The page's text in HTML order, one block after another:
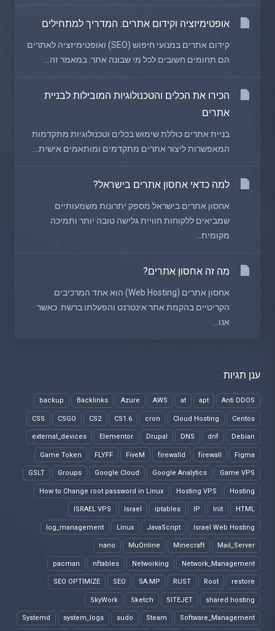
ענן תגיות
Anti DDOS
apt
at
AWS
Azure
Backlinks
backup
Centos
Cloud Hosting
cron
CS1.6
CS2
CSGO
CSS
Debian
dnf
DNS
Drupal
Elementor
external_devices
Figma
firewall
firewalld
FiveM
FLYFF
Game Token
Game VPS
Google Analytics
Google Cloud
Groups
GSLT
Hosting
Hosting VPS
How to Change root password in Linux
HTML
Init
IP
iptables
Israel
ISRAEL VPS
Israel Web Hosting
JavaScript
Linux
log_management
Mail_Server
Minecraft
MuOnline
nano
Network_Management
Networking
nftables
pacman
restore
Root
RUST
SA:MP
SEO
SEO OPTIMIZE
shared hosting
SITEJET
Sketch
SkyWork
Software_Management
Steam
sudo
system_logs
Systemd
אופטימיזציה וקידום אתרים: המדריך למתחילים
קידום אתרים במנועי חיפוש (SEO) ואופטימיזציה לאתרים
הם תחומים חשובים לכל מי שבונה אתר. במאמר זה...
הכירו את הכלים והטכנולוגיות המובילות לבניית
אתרים
בניית אתרים כוללת שימוש בכלים וטכנולוגיות מתקדמות
המאפשרות ליצור אתרים מתקדמים ומותאמים אישית....
למה כדאי אחסון אתרים בישראל?
אחסון אתרים בישראל מספק יתרונות משמעותיים
שמביאים ללקוחות חוויית גלישה טובה יותר ותמיכה
מקומית...
מה זה אחסון אתרים?
אחסון אתרים (Web Hosting) הוא אחד המרכיבים
הקריטיים בהקמת אתר אינטרנט והפעלתו ברשת. כאשר
אנו...